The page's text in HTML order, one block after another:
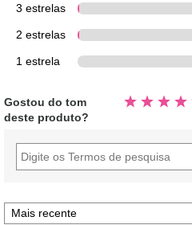
3 estrelas
2 estrelas
1 estrela
Gostou do tom
deste produto?
Avaliado
5.0
estrelas